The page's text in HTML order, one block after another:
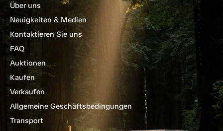
Über uns
Neuigkeiten & Medien
Kontaktieren Sie uns
FAQ
Auktionen
Kaufen
Verkaufen
Allgemeine Geschäftsbedingungen
Transport